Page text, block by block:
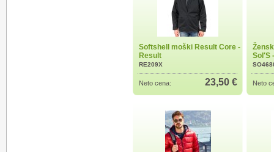
Softshell moški Result Core -
Result
RE209X
Neto cena: 23,50 €
Sol′S
Neto